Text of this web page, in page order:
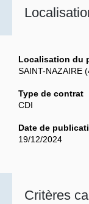
Localisation du
SAINT-NAZAIRE
Type de contrat
CDI
Date de
19/12/2024
Critères